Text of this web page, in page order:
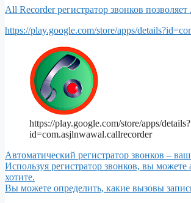
All Recorder регистратор звонков
https://play.google.com/store/apps/
https://play.google.com/store/apps/details?
id=com.asjlnwawal.callrecorder
Автоматический регистратор звонков –
Используя регистратор звонков, вы
хотите.
Вы можете определить, какие вызовы